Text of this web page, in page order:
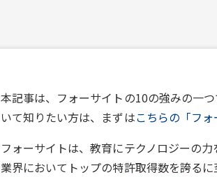
本記事は、フォーサイトの10の強みの一
いて知りたい方は、まずはこちらの「フ
フォーサイトは、教育にテクノロジーの
業界においてトップの特許取得数を誇るに